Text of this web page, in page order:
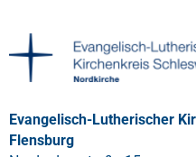
Evangelisch-Lutherischer
Flensburg